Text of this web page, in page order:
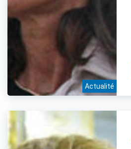
Actualité